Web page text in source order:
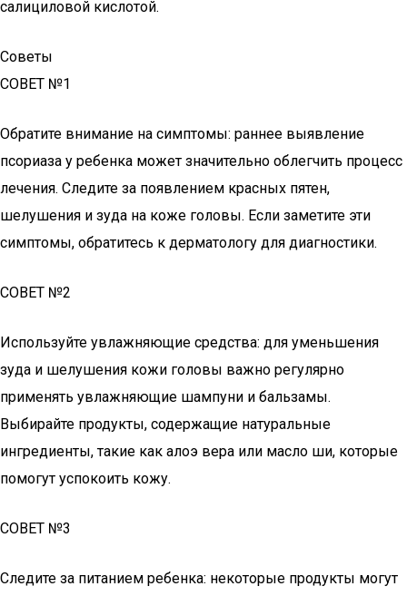
салициловой кислотой.
Советы
СОВЕТ №1
Обратите внимание на симптомы: раннее выявление
псориаза у ребенка может значительно облегчить процесс
лечения. Следите за появлением красных пятен,
шелушения и зуда на коже головы. Если заметите эти
симптомы, обратитесь к дерматологу для диагностики.
СОВЕТ №2
Используйте увлажняющие средства: для уменьшения
зуда и шелушения кожи головы важно регулярно
применять увлажняющие шампуни и бальзамы.
Выбирайте продукты, содержащие натуральные
ингредиенты, такие как алоэ вера или масло ши, которые
помогут успокоить кожу.
СОВЕТ №3
Следите за питанием ребенка: некоторые продукты могут